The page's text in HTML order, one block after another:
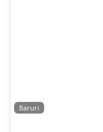
Baruri